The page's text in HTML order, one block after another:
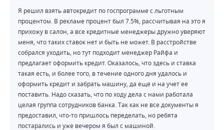
Я решил взять автокредит по госпрограмме с льготным
процентом. В рекламе процент был 7.5%, рассчитывая на это я
прихожу в салон, а все кредитные менеджеры дружно уверяют
меня, что таких ставок нет и быть не может. В расстройстве
собрался уходить, но тут подходит менеджер Райфа и
предлагает оформить кредит. Оказалось, что здесь и ставка
такая есть, и более того, в течение одного дня удалось и
оформить кредит и забрать машину, да еще и на учет ее
поставить. Надо сказать, что по ходу дела с нами работала
целая группа сотрудников банка. Так как не все документы я
предоставил, что-то пришлось переделать, но ребята
постарались и уже вечером я был с машиной.